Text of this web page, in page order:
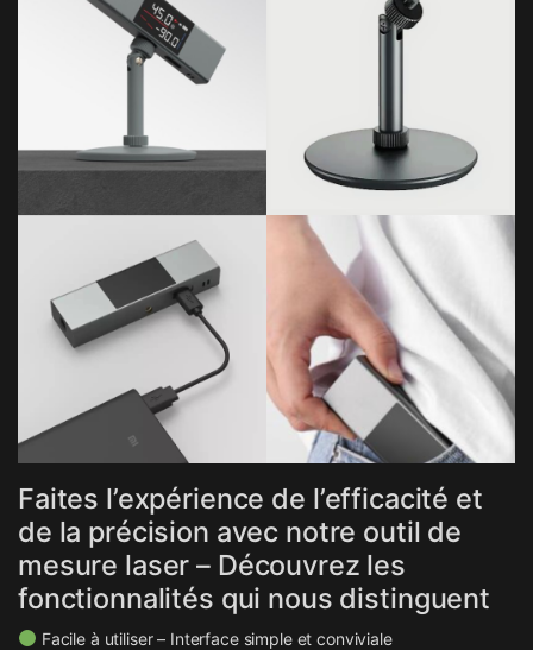
Faites l’expérience de l’efficacité et
de la précision avec notre outil de
mesure laser – Découvrez les
fonctionnalités qui nous distinguent
Facile à utiliser – Interface simple et conviviale